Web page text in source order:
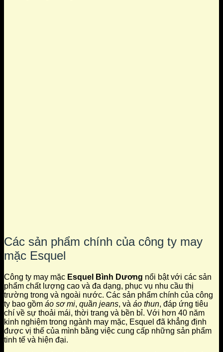
Các sản phẩm chính của công ty may
mặc Esquel
Công ty may mặc Esquel Bình Dương nổi bật với các sản
phẩm chất lượng cao và đa dạng, phục vụ nhu cầu thị
trường trong và ngoài nước. Các sản phẩm chính của công
ty bao gồm áo sơ mi, quần jeans, và áo thun, đáp ứng tiêu
chí về sự thoải mái, thời trang và bền bỉ. Với hơn 40 năm
kinh nghiệm trong ngành may mặc, Esquel đã khẳng định
được vị thế của mình bằng việc cung cấp những sản phẩm
tinh tế và hiện đại.